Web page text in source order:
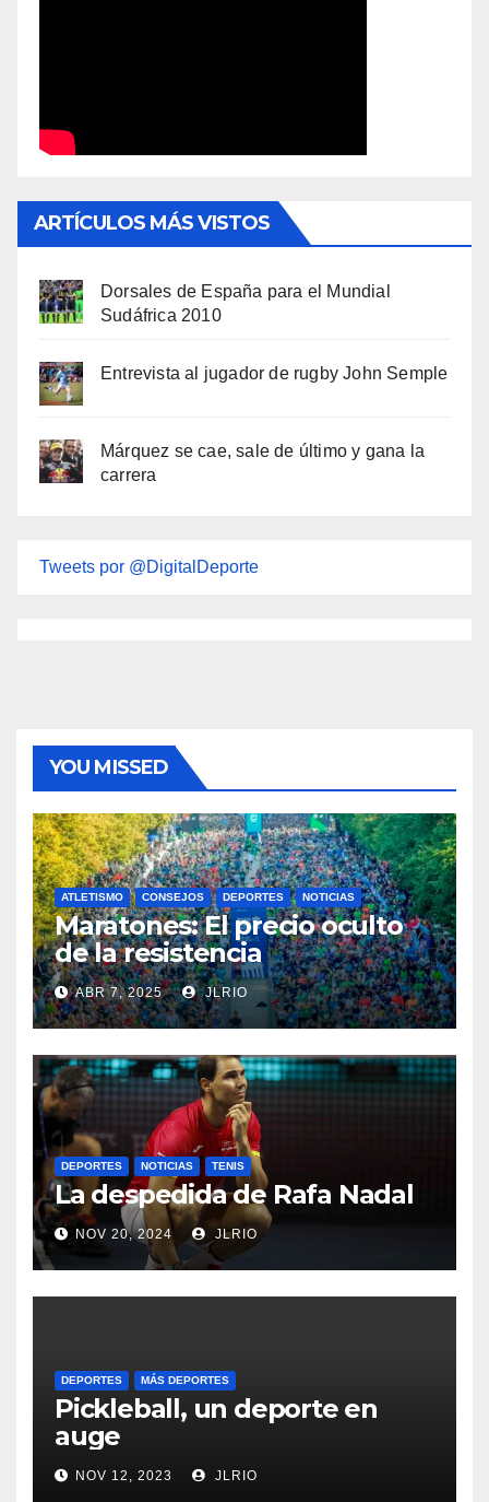
ARTÍCULOS MÁS VISTOS
Dorsales de España para el Mundial
Sudáfrica 2010
Entrevista al jugador de rugby John Semple
Márquez se cae, sale de último y gana la
carrera
Tweets por @DigitalDeporte
YOU MISSED
ATLETISMO CONSEJOS DEPORTES NOTICIAS
Maratones: El precio oculto
de la resistencia
ABR 7, 2025 JLRIO
DEPORTES NOTICIAS TENIS
La despedida de Rafa Nadal
NOV 20, 2024 JLRIO
DEPORTES MÁS DEPORTES
Pickleball, un deporte en
auge
NOV 12, 2023 JLRIO